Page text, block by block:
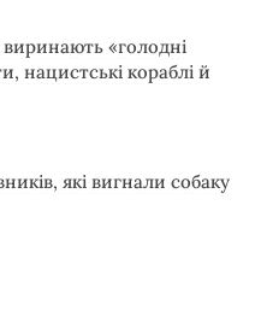
«голодні
нацистські кораблі й
які вигнали собаку